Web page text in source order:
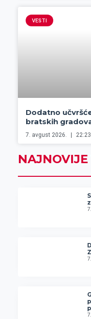
VESTI
Dodatno
bratskih
7. avgust 2026. 22:23
NAJNOVIJE